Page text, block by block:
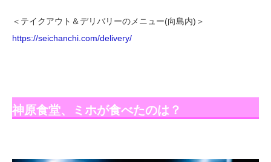
＜テイクアウト＆デリバリーのメニュー(向島内)＞
https://seichanchi.com/delivery/
神原食堂、ミホが食べたのは？